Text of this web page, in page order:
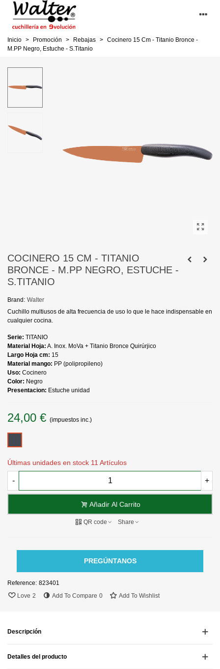
Inicio > Promoción > Rebajas > Cocinero 15 Cm - Titanio Bronce -
M.PP Negro, Estuche - S.Titanio
COCINERO 15 CM - TITANIO
BRONCE - M.PP NEGRO, ESTUCHE -
S.TITANIO
Brand: Walter
Cuchillo multiusos de alta frecuencia de uso lo que le hace indispensable en
cualquier cocina.
Serie: TITANIO
Material Hoja: A. Inox. MoVa + Titanio Bronce Quirúrjico
Largo Hoja cm: 15
Material mango: PP (polipropileno)
Uso: Cocinero
Color: Negro
Presentacion: Estuche unidad
24,00 € (impuestos inc.)
Últimas unidades en stock 11 Artículos
- +
Añadir Al Carrito
QR code Share
PREGÚNTANOS
Reference: 823401
Love 2 Add To Compare 0 Add To Wishlist
Descripción
Detalles del producto